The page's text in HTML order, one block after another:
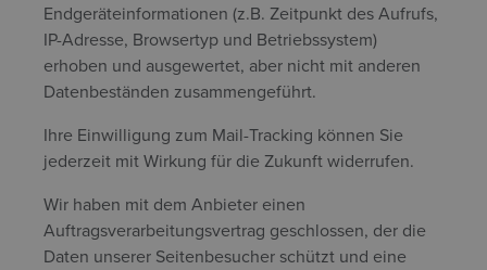
Endgeräteinformationen (z.B. Zeitpunkt des Aufrufs,
IP-Adresse, Browsertyp und Betriebssystem)
erhoben und ausgewertet, aber nicht mit anderen
Datenbeständen zusammengeführt.
Ihre Einwilligung zum Mail-Tracking können Sie
jederzeit mit Wirkung für die Zukunft widerrufen.
Wir haben mit dem Anbieter einen
Auftragsverarbeitungsvertrag geschlossen, der die
Daten unserer Seitenbesucher schützt und eine